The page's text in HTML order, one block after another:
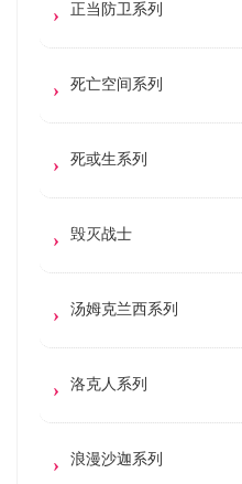
正当防卫系列
死亡空间系列
死或生系列
毁灭战士
汤姆克兰西系列
洛克人系列
浪漫沙迦系列